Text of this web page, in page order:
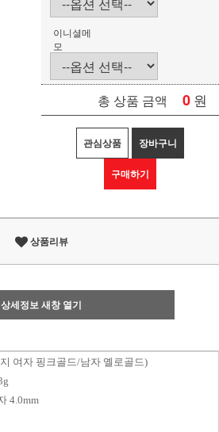
이니셜메
모
총 상품 금액 0 원
관심상품 장바구니
구매하기
상품리뷰
상세정보 새창 열기
여자 핑크골드/남자 옐로골드)
4.0mm